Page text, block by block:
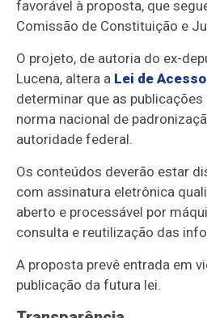
favorável à proposta, que
Comissão de Constituição e
O projeto, de autoria do ex-
Lucena, altera a Lei de
determinar que as
norma nacional de
autoridade federal.
Os conteúdos deverão estar
com assinatura eletrônica
aberto e processável por
consulta e reutilização das
A proposta prevê entrada em
publicação da futura lei.